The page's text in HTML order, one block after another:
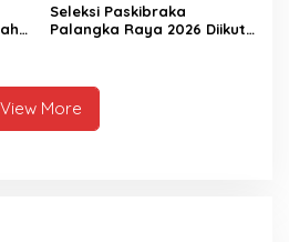
Seleksi Paskibraka
Palangka Raya 2026 Diikuti
View More